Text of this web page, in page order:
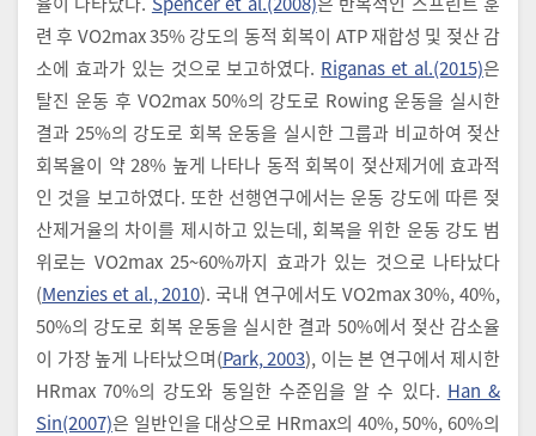
련 후 VO2max 35% 강도의 동적 회복이 ATP 재합성 및 젖산 감
소에 효과가 있는 것으로 보고하였다. Riganas et al.(2015)은
탈진 운동 후 VO2max 50%의 강도로 Rowing 운동을 실시한
결과 25%의 강도로 회복 운동을 실시한 그룹과 비교하여 젖산
회복율이 약 28% 높게 나타나 동적 회복이 젖산제거에 효과적
인 것을 보고하였다. 또한 선행연구에서는 운동 강도에 따른 젖
산제거율의 차이를 제시하고 있는데, 회복을 위한 운동 강도 범
위로는 VO2max 25~60%까지 효과가 있는 것으로 나타났다
(Menzies et al., 2010). 국내 연구에서도 VO2max 30%, 40%,
50%의 강도로 회복 운동을 실시한 결과 50%에서 젖산 감소율
이 가장 높게 나타났으며(Park, 2003), 이는 본 연구에서 제시한
HRmax 70%의 강도와 동일한 수준임을 알 수 있다. Han &
Sin(2007)은 일반인을 대상으로 HRmax의 40%, 50%, 60%의